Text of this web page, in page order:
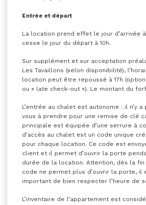
Entrée et départ
La location prend effet le jour d’arrivée
cesse le jour du départ à 10h.
Sur supplément et sur acceptation
Les Tavaillons (selon disponibilité),
location peut être repoussé à 17h
ou « late check-out »). Le montant du
L’entrée au chalet est autonome : il n’y
vous à prendre pour une remise de clé
principale est équipée d’une serrure à
d’accès au chalet est un code unique
pour chaque location. Ce code est
client et il permet d’ouvrir la porte
durée de la location. Attention, dès la
code ne permet plus d’ouvrir la porte, il
important de bien respecter l’heure de
L’inventaire de l’appartement est